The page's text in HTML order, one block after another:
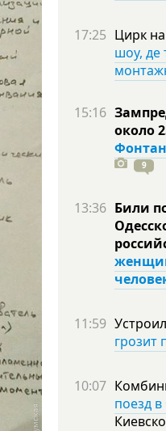
17:25 Цирк
шоу, де
15:16
около
9
13:36 Били
11:59
грозит
10:07
поезд